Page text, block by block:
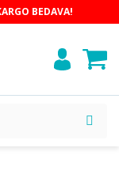
BEDAVA!